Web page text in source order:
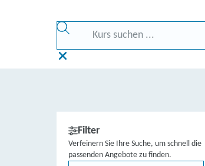
Filter
Verfeinern Sie Ihre Suche, um schnell die
passenden Angebote zu finden.